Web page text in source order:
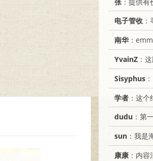
电子管收
南华：
YvainZ ：
Sisyphus
学者 ：这
dudu ：第
sun ：我是
康康 ：内